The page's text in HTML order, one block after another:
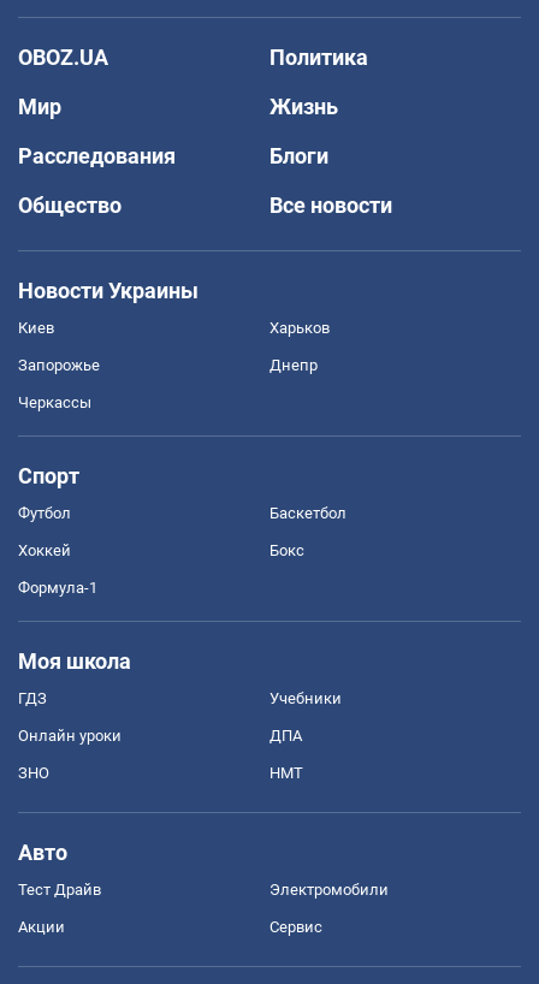
OBOZ.UA
Политика
Мир
Жизнь
Расследования
Блоги
Общество
Все новости
Новости Украины
Киев Харьков
Запорожье Днепр
Черкассы
Спорт
Футбол Баскетбол
Хоккей Бокс
Формула-1
Моя школа
ГДЗ Учебники
Онлайн уроки ДПА
ЗНО НМТ
Авто
Тест Драйв Электромобили
Акции Сервис